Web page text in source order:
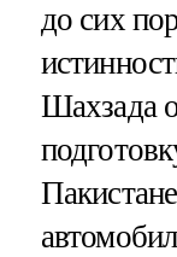
до сих
Шахзада